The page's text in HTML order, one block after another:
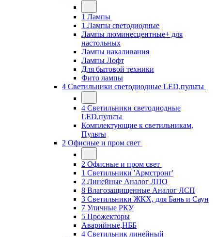
1 Лампы
1 Лампы светодиодные
Лампы люминесцентные+ для
настольных
Лампы накаливания
Лампы Лофт
Для бытовой техники
Фито лампы
4 Светильники светодиодные LED,пульты
4 Светильники светодиодные
LED,пульты
Комплектующие к светильникам,
Пульты
2 Офисные и пром свет
2 Офисные и пром свет
1 Светильники 'Армстронг'
2 Линейные Аналог ЛПО
8 Влагозащищенные Аналог ЛСП
3 Светильники ЖКХ, для Бань и Саун
7 Уличные РКУ
5 Прожекторы
Аварийные,НББ
4 Светильник линейный